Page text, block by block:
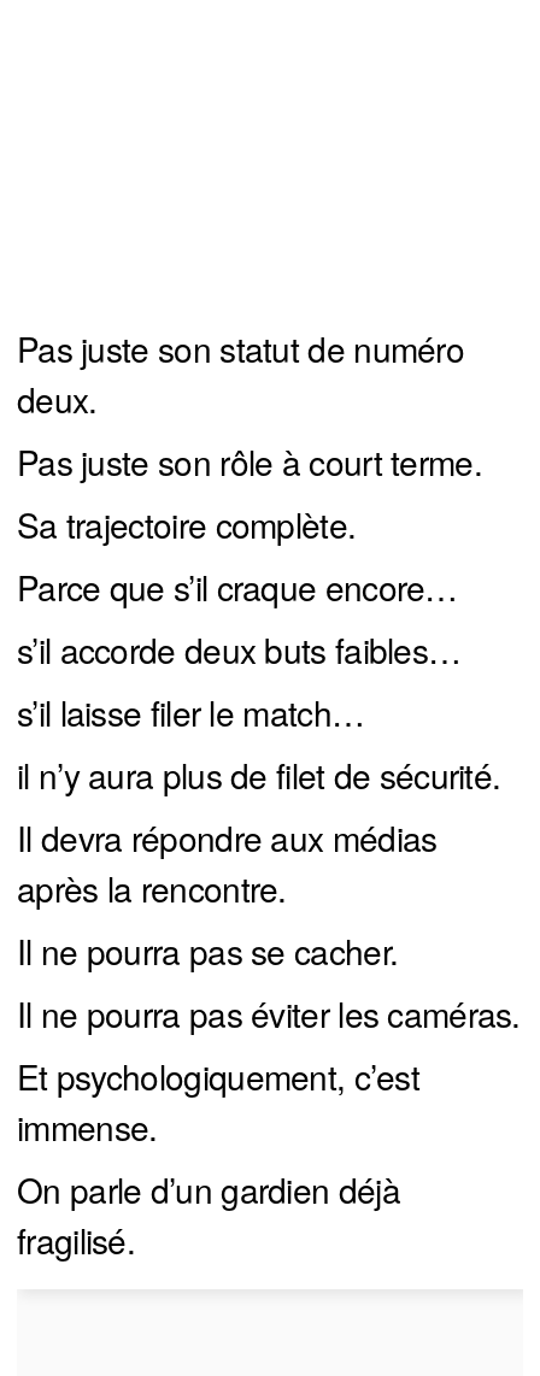
Pas juste son statut de numéro
deux.
Pas juste son rôle à court terme.
Sa trajectoire complète.
Parce que s’il craque encore…
s’il accorde deux buts faibles…
s’il laisse filer le match…
il n’y aura plus de filet de sécurité.
Il devra répondre aux médias
après la rencontre.
Il ne pourra pas se cacher.
Il ne pourra pas éviter les caméras.
Et psychologiquement, c’est
immense.
On parle d’un gardien déjà
fragilisé.